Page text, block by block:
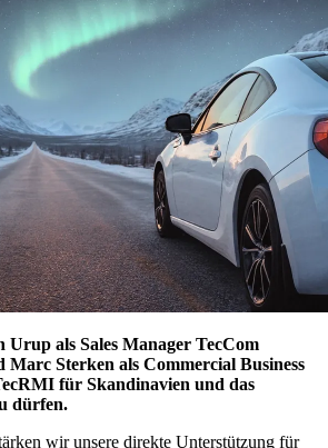
als Sales Manager TecCom
Sterken als Commercial Business
für Skandinavien und das
dürfen.
wir unsere direkte Unterstützung für